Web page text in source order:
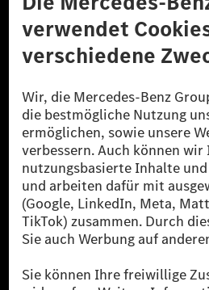
© 2026 Mercedes-Benz Group AG. Alle
reduzierte CO₂-Emissionen bei der
zertifizierte Ausgleichsprojekte
[2] Renewable Charging ist ein integraler
Public in Europa, den USA, Kanada und
Ladestation noch kein Strom aus
verwendet Renewable Charging
sicher, dass für Ladevorgänge über
Strommenge aus erneuerbaren Energien
Sie stammen ausschließlich aus Wind-
als sechs Jahre sind.
* Inkl. EKOenergy Ökolabel
* Die angegebenen Werte wurden nach
Messverfahren WLTP (Worldwide